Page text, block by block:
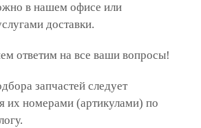
в нашем офисе или
доставки.
ответим на все ваши вопросы!
запчастей следует
их номерами (артикулами) по